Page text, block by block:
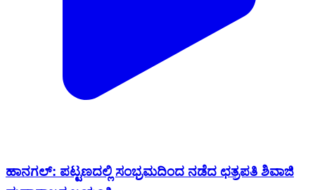
ಹಾನಗಲ್: ಪಟ್ಟಣದಲ್ಲಿ ಸಂಭ್ರಮದಿಂದ ನಡೆದ ಛತ್ರಪತಿ ಶಿವಾಜಿ